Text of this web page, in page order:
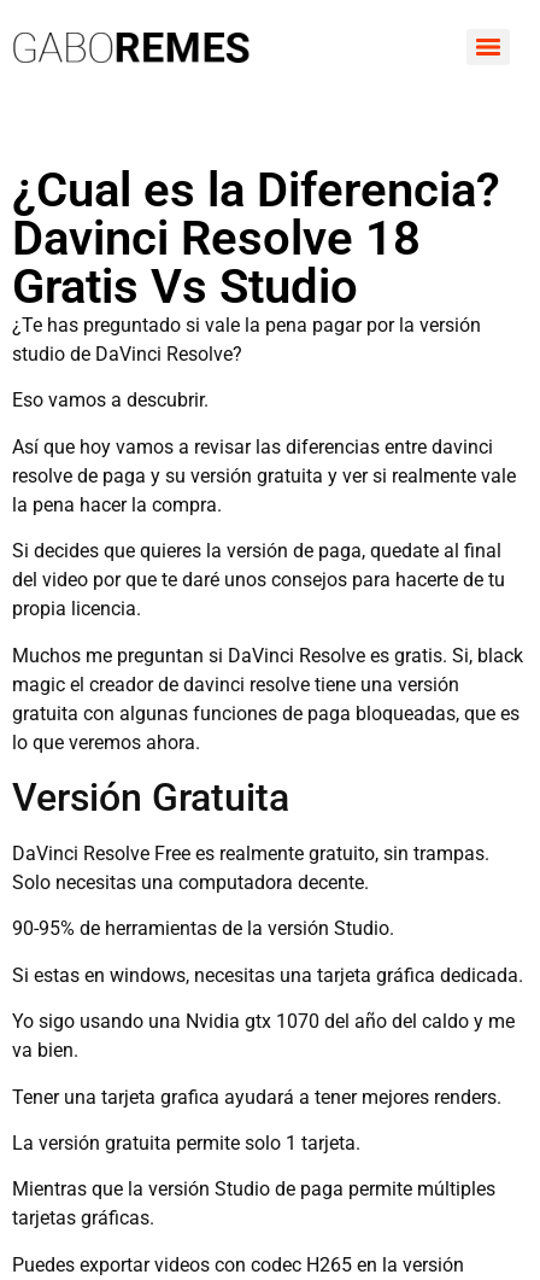
¿Cual es la Diferencia?
Davinci Resolve 18
Gratis Vs Studio
¿Te has preguntado si vale la pena pagar por la versión
studio de DaVinci Resolve?
Eso vamos a descubrir.
Así que hoy vamos a revisar las diferencias entre davinci
resolve de paga y su versión gratuita y ver si realmente vale
la pena hacer la compra.
Si decides que quieres la versión de paga, quedate al final
del video por que te daré unos consejos para hacerte de tu
propia licencia.
Muchos me preguntan si DaVinci Resolve es gratis. Si, black
magic el creador de davinci resolve tiene una versión
gratuita con algunas funciones de paga bloqueadas, que es
lo que veremos ahora.
Versión Gratuita
DaVinci Resolve Free es realmente gratuito, sin trampas.
Solo necesitas una computadora decente.
90-95% de herramientas de la versión Studio.
Si estas en windows, necesitas una tarjeta gráfica dedicada.
Yo sigo usando una Nvidia gtx 1070 del año del caldo y me
va bien.
Tener una tarjeta grafica ayudará a tener mejores renders.
La versión gratuita permite solo 1 tarjeta.
Mientras que la versión Studio de paga permite múltiples
tarjetas gráficas.
Puedes exportar videos con codec H265 en la versión